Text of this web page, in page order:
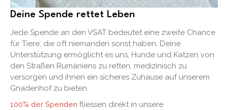
Deine Spende rettet Leben
Jede Spende an den VSAT bedeutet eine zweite Chance
für Tiere, die oft niemanden sonst haben. Deine
Unterstützung ermöglicht es uns, Hunde und Katzen von
den Straßen Rumäniens zu retten, medizinisch zu
versorgen und ihnen ein sicheres Zuhause auf unserem
Gnadenhof zu bieten.
100% der Spenden fliessen direkt in unsere